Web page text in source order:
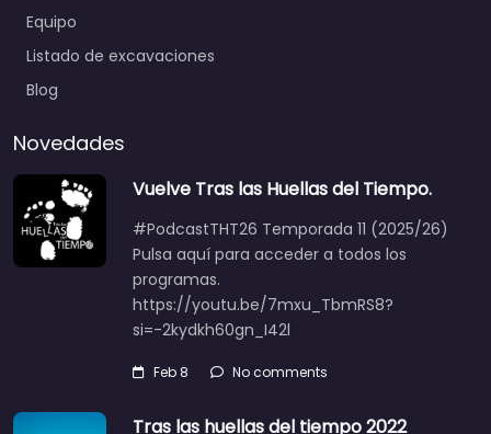
Equipo
Listado de excavaciones
Blog
Novedades
Vuelve Tras las Huellas del Tiempo.
#PodcastTHT26 Temporada 11 (2025/26)
Pulsa aquí para acceder a todos los
programas.
https://youtu.be/7mxu_TbmRS8?
si=-2kydkh60gn_I42l
Feb 8 No comments
Tras las huellas del tiempo 2022